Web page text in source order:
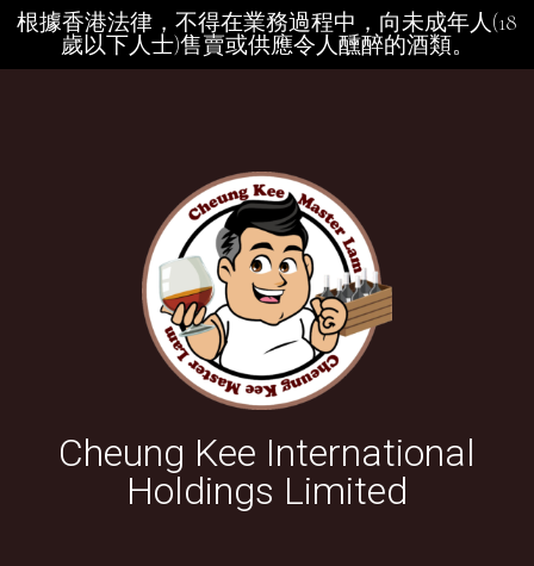
根據香港法律，不得在業務過程中，向未成年人(18
歲以下人士)售賣或供應令人醺醉的酒類。
Cheung Kee International
Holdings Limited